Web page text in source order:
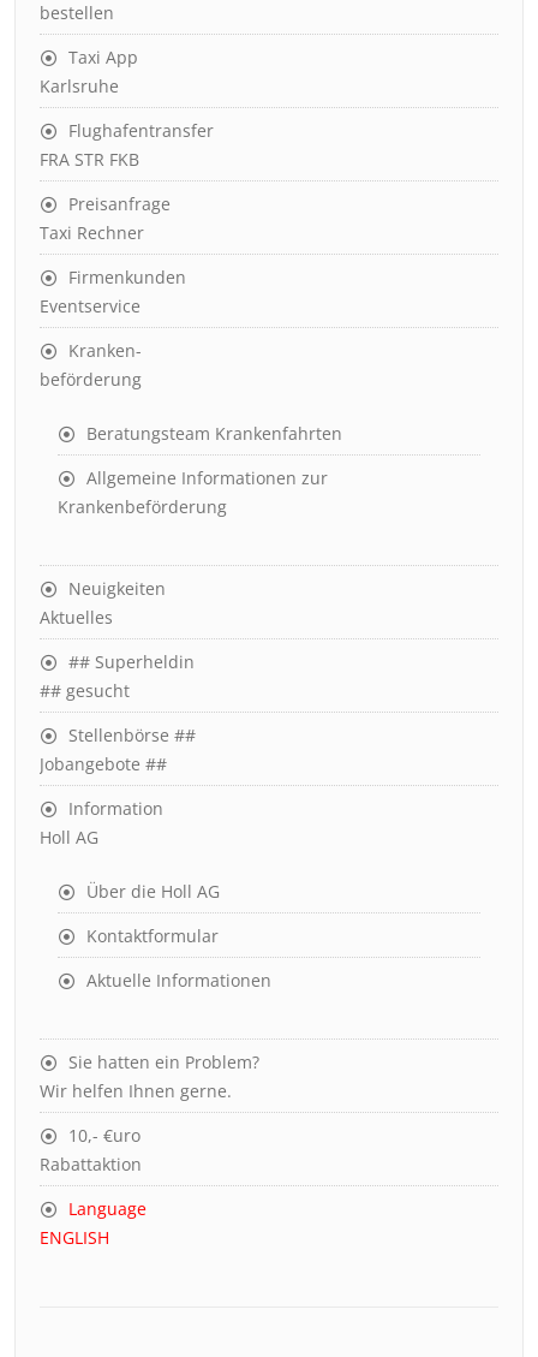
bestellen
Taxi App
Karlsruhe
Flughafentransfer
FRA STR FKB
Preisanfrage
Taxi Rechner
Firmenkunden
Eventservice
Kranken-
beförderung
Beratungsteam Krankenfahrten
Allgemeine Informationen zur
Krankenbeförderung
Neuigkeiten
Aktuelles
## Superheldin
## gesucht
Stellenbörse ##
Jobangebote ##
Information
Holl AG
Über die Holl AG
Kontaktformular
Aktuelle Informationen
Sie hatten ein Problem?
Wir helfen Ihnen gerne.
10,- €uro
Rabattaktion
Language
ENGLISH